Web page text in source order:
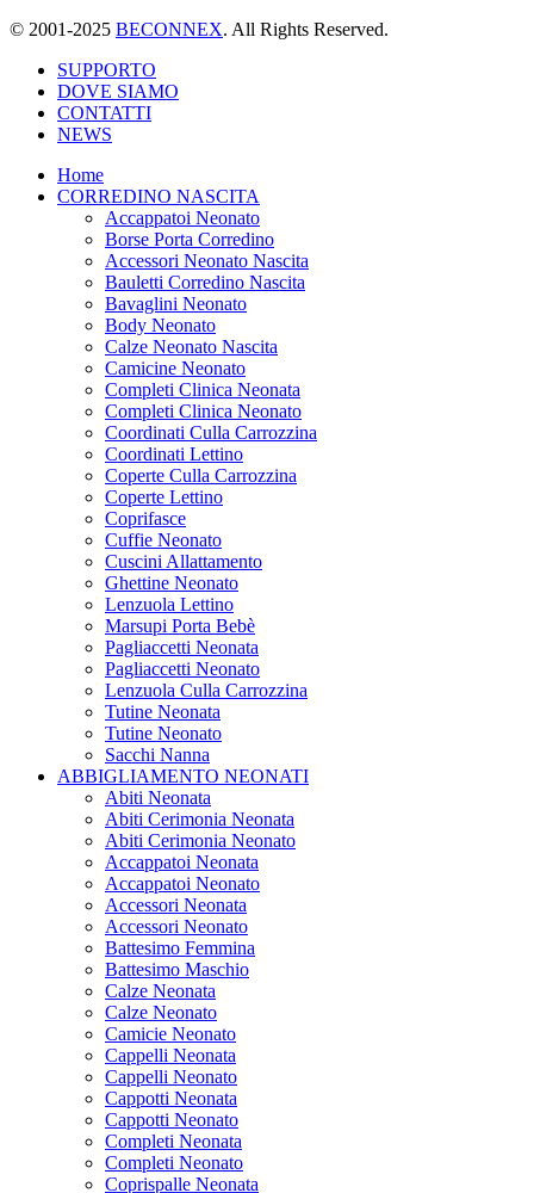
© 2001-2025 BECONNEX. All Rights Reserved.
SUPPORTO
DOVE SIAMO
CONTATTI
NEWS
Home
CORREDINO NASCITA
Accappatoi Neonato
Borse Porta Corredino
Accessori Neonato Nascita
Bauletti Corredino Nascita
Bavaglini Neonato
Body Neonato
Calze Neonato Nascita
Camicine Neonato
Completi Clinica Neonata
Completi Clinica Neonato
Coordinati Culla Carrozzina
Coordinati Lettino
Coperte Culla Carrozzina
Coperte Lettino
Coprifasce
Cuffie Neonato
Cuscini Allattamento
Ghettine Neonato
Lenzuola Lettino
Marsupi Porta Bebè
Pagliaccetti Neonata
Pagliaccetti Neonato
Lenzuola Culla Carrozzina
Tutine Neonata
Tutine Neonato
Sacchi Nanna
ABBIGLIAMENTO NEONATI
Abiti Neonata
Abiti Cerimonia Neonata
Abiti Cerimonia Neonato
Accappatoi Neonata
Accappatoi Neonato
Accessori Neonata
Accessori Neonato
Battesimo Femmina
Battesimo Maschio
Calze Neonata
Calze Neonato
Camicie Neonato
Cappelli Neonata
Cappelli Neonato
Cappotti Neonata
Cappotti Neonato
Completi Neonata
Completi Neonato
Coprispalle Neonata